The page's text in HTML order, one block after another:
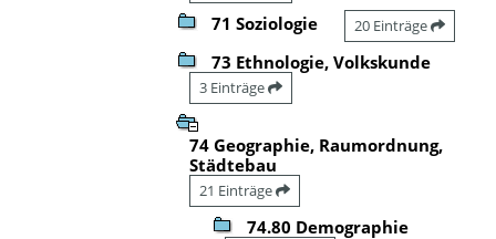
71 Soziologie 20 Einträge
73 Ethnologie, Volkskunde
3 Einträge
74 Geographie, Raumordnung,
Städtebau
21 Einträge
74.80 Demographie